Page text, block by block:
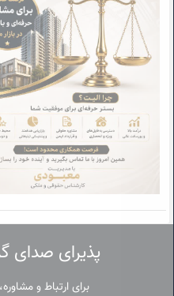
پذیرای صدای
برای ارتباط و